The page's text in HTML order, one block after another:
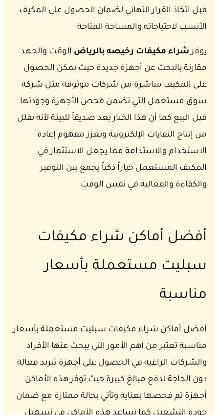
قبل اتخاذ القرار النهائي لضمان الحصول على المكيف
الأنسب لاحتياجاته والمساحة المتاحة
يوفرشراء مكيفات رخيصه بالرياض الوقت والجهد
مقارنة بالبحث عن أجهزة جديدة حيث يمكن الحصول
على المكيف مباشرة من شركات موثوقة مثل شركة
سوق مستعمل التي تضمن فحص الأجهزة وجودتها
قبل البيع كما أن هذا الخيار يعد صديقاً للبيئة لأنه يقلل
من إنتاج النفايات الإلكترونية ويعزز مفهوم إعادة
الاستخدام والاستدامة مما يجعل الاستثمار في
المكيف المستعمل خياراً ذكياً يجمع بين التوفير
والكفاءة والفعالية في نفس الوقت
أفضل أماكن شراء مكيفات
سبليت مستعملة بأسعار
مناسبة
أفضل أماكن شراء مكيفات سبليت مستعملة بأسعار
مناسبة تعتبر من أهم الأمور التي يبحث عنها الأفراد
والشركات الراغبة في الحصول على أجهزة تبريد فعالة
دون الحاجة لدفع مبالغ كبيرة حيث توفر هذه الأماكن
أجهزة تم فحصها بعناية وتأتي بحالة ممتازة مع ضمان